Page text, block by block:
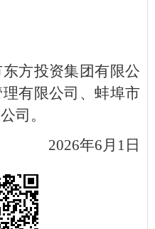
方投资集团有限公
有限公司、蚌埠市
司。
2026年6月1日